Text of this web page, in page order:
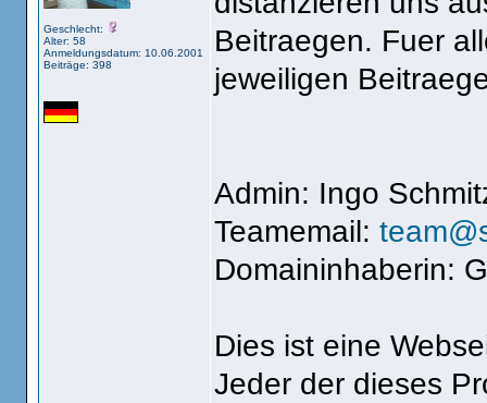
Geschlecht:
Alter: 58
Anmeldungsdatum: 10.06.2001
Beiträge: 398
Beitraegen. Fuer
jeweiligen
Admin: Ingo
Teamemail:
Domaininhaberin:
Dies ist eine
Jeder der dieses